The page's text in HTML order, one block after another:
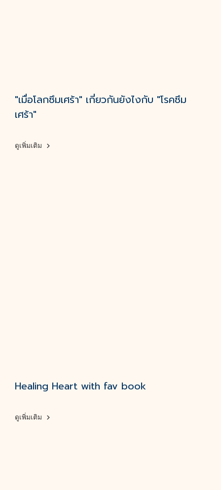
"เมื่อโลกซึมเศร้า" เกี่ยวกันยังไงกับ "โรคซึม
เศร้า"
ดูเพิ่มเติม
Healing Heart with fav book
ดูเพิ่มเติม